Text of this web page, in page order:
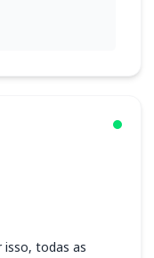
isso, todas as